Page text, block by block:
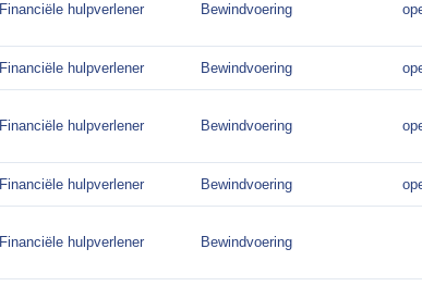
Financiële hulpverlener Bewindvoering
Financiële hulpverlener Bewindvoering
Financiële hulpverlener Bewindvoering
Financiële hulpverlener Bewindvoering
Financiële hulpverlener Bewindvoering